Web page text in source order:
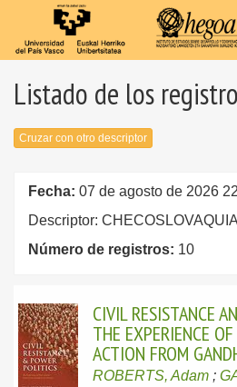
Listado de los
Cruzar con otro descriptor
Fecha: 07 de agosto de 2026
Descriptor: CHECOSLOVAQUIA
Número de registros: 10
CIVIL RESISTANCE
THE EXPERIENCE
ACTION FROM
ROBERTS, Adam ;